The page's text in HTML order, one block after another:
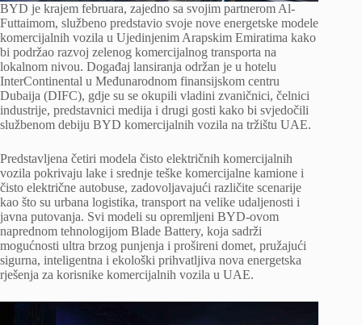
BYD je krajem februara, zajedno sa svojim partnerom Al-
Futtaimom, službeno predstavio svoje nove energetske modele
komercijalnih vozila u Ujedinjenim Arapskim Emiratima kako
bi podržao razvoj zelenog komercijalnog transporta na
lokalnom nivou. Događaj lansiranja održan je u hotelu
InterContinental u Međunarodnom finansijskom centru
Dubaija (DIFC), gdje su se okupili vladini zvaničnici, čelnici
industrije, predstavnici medija i drugi gosti kako bi svjedočili
službenom debiju BYD komercijalnih vozila na tržištu UAE.
Predstavljena četiri modela čisto električnih komercijalnih
vozila pokrivaju lake i srednje teške komercijalne kamione i
čisto električne autobuse, zadovoljavajući različite scenarije
kao što su urbana logistika, transport na velike udaljenosti i
javna putovanja. Svi modeli su opremljeni BYD-ovom
naprednom tehnologijom Blade Battery, koja sadrži
mogućnosti ultra brzog punjenja i prošireni domet, pružajući
sigurna, inteligentna i ekološki prihvatljiva nova energetska
rješenja za korisnike komercijalnih vozila u UAE.